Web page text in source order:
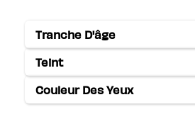
Tranche D'âge
Français
Teint
Français
Couleur Des Yeux
Français